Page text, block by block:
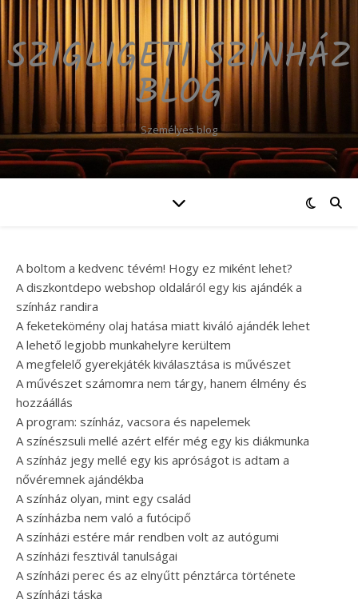
SZIGLIGETI SZÍNHÁZ
BLOG
Személyes blog
A boltom a kedvenc tévém! Hogy ez miként lehet?
A diszkontdepo webshop oldaláról egy kis ajándék a
színház randira
A feketekömény olaj hatása miatt kiváló ajándék lehet
A lehető legjobb munkahelyre kerültem
A megfelelő gyerekjáték kiválasztása is művészet
A művészet számomra nem tárgy, hanem élmény és
hozzáállás
A program: színház, vacsora és napelemek
A színészsuli mellé azért elfér még egy kis diákmunka
A színház jegy mellé egy kis apróságot is adtam a
nővéremnek ajándékba
A színház olyan, mint egy család
A színházba nem való a futócipő
A színházi estére már rendben volt az autógumi
A színházi fesztivál tanulságai
A színházi perec és az elnyűtt pénztárca története
A színházi táska